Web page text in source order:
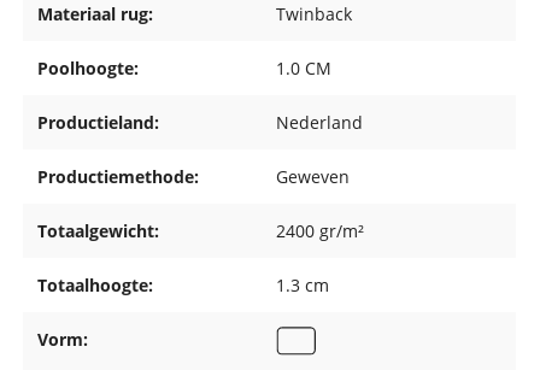
Materiaal rug: Twinback
Poolhoogte: 1.0 CM
Productieland: Nederland
Productiemethode: Geweven
Totaalgewicht: 2400 gr/m²
Totaalhoogte: 1.3 cm
Vorm: